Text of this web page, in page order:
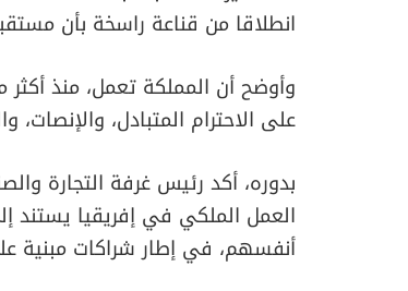
انطلاقا من قناعة راسخة بأن
وأوضح أن المملكة تعمل، منذ
على الاحترام المتبادل، والإنصات،
بدوره، أكد رئيس غرفة التجارة
العمل الملكي في إفريقيا يستند
أنفسهم، في إطار شراكات مبنية